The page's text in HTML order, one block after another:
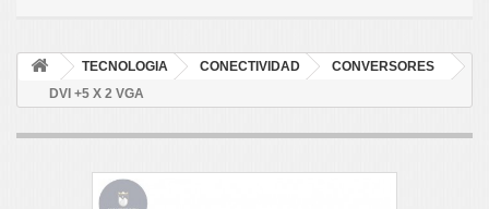
TECNOLOGIA CONECTIVIDAD
CONVERSORES
DVI +5 X 2 VGA